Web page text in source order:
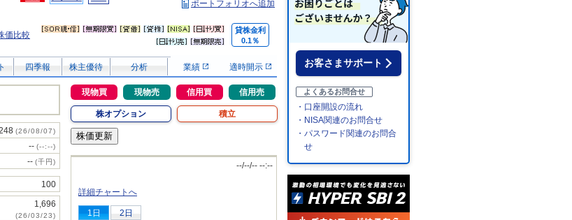
ポートフォリオへ追加
価比較
貸株金利
0.1％
四季報 株主優待 分析 業績 適時開示
(26/08/07)
-- (--:--)
-- (千円)
100
1,696
(26/03/23)
現物買 現物売 信用買 信用売
株オプション 積立
--/--/-- --:--
詳細チャートへ
1日 2日
お客さまサポート
よくあるお問合せ
・口座開設の流れ
・NISA関連のお問合せ
・パスワード関連のお問合
せ